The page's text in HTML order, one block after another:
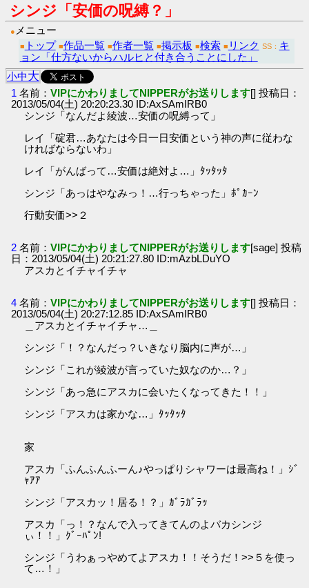
シンジ「安価の呪縛？」
● メニュー
■ トップ ■作品一覧 ■作者一覧 ■掲示板 ■検索 ■ リンク SS： キ
ョン「仕方ないからハルヒと付き合うことにした」
小中大
1 名前：VIPにかわりましてNIPPERがお送りします[] 投稿日：
2013/05/04(土) 20:20:23.30 ID:AxSAmIRB0
シンジ「なんだよ綾波…安価の呪縛って」
レイ「碇君…あなたは今日一日安価という神の声に従わな
ければならないわ」
レイ「がんばって…安価は絶対よ…」ﾀｯﾀｯﾀ
シンジ「あっはやなみっ！…行っちゃった」ﾎﾟｶｰﾝ
行動安価>>２
2 名前：VIPにかわりましてNIPPERがお送りします[sage] 投稿
日：2013/05/04(土) 20:21:27.80 ID:mAzbLDuYO
アスカとイチャイチャ
4 名前：VIPにかわりましてNIPPERがお送りします[] 投稿日：
2013/05/04(土) 20:27:12.85 ID:AxSAmIRB0
＿アスカとイチャイチャ…＿
シンジ「！？なんだっ？いきなり脳内に声が…」
シンジ「これが綾波が言っていた奴なのか…？」
シンジ「あっ急にアスカに会いたくなってきた！！」
シンジ「アスカは家かな…」ﾀｯﾀｯﾀ
家
アスカ「ふんふんふーん♪やっぱりシャワーは最高ね！」ｼﾞ
ｬｱｱ
シンジ「アスカッ！居る！？」ｶﾞﾗｶﾞﾗｯ
アスカ「っ！？なんで入ってきてんのよバカシンジ
ぃ！！」ｸﾞｰﾊﾟﾝ!
シンジ「うわぁっやめてよアスカ！！そうだ！>>５を使っ
て…！」